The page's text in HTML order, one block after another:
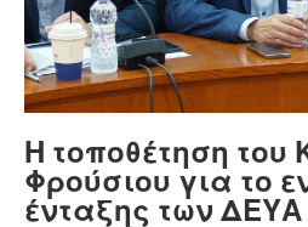
Η τοποθέτηση του
Φρούσιου για το
ένταξης των